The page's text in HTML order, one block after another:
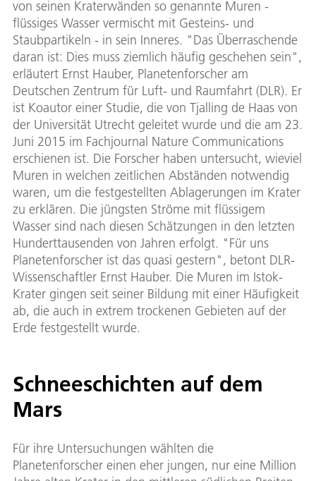
von seinen Kraterwänden so genannte Muren -
flüssiges Wasser vermischt mit Gesteins- und
Staubpartikeln - in sein Inneres. "Das Überraschende
daran ist: Dies muss ziemlich häufig geschehen sein",
erläutert Ernst Hauber, Planetenforscher am
Deutschen Zentrum für Luft- und Raumfahrt (DLR). Er
ist Koautor einer Studie, die von Tjalling de Haas von
der Universität Utrecht geleitet wurde und die am 23.
Juni 2015 im Fachjournal Nature Communications
erschienen ist. Die Forscher haben untersucht, wieviel
Muren in welchen zeitlichen Abständen notwendig
waren, um die festgestellten Ablagerungen im Krater
zu erklären. Die jüngsten Ströme mit flüssigem
Wasser sind nach diesen Schätzungen in den letzten
Hunderttausenden von Jahren erfolgt. "Für uns
Planetenforscher ist das quasi gestern", betont DLR-
Wissenschaftler Ernst Hauber. Die Muren im Istok-
Krater gingen seit seiner Bildung mit einer Häufigkeit
ab, die auch in extrem trockenen Gebieten auf der
Erde festgestellt wurde.
Schneeschichten auf dem
Mars
Für ihre Untersuchungen wählten die
Planetenforscher einen eher jungen, nur eine Million